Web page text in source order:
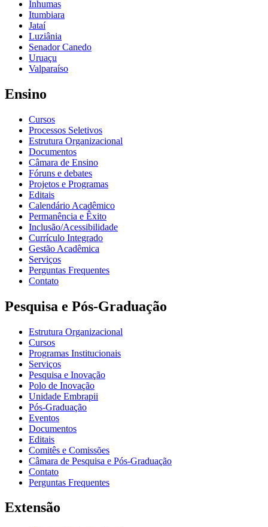
Inhumas
Itumbiara
Jataí
Luziânia
Senador Canedo
Uruaçu
Valparaíso
Ensino
Cursos
Processos Seletivos
Estrutura Organizacional
Documentos
Câmara de Ensino
Fóruns e debates
Projetos e Programas
Editais
Calendário Acadêmico
Permanência e Êxito
Inclusão/Acessibilidade
Currículo Integrado
Gestão Acadêmica
Serviços
Perguntas Frequentes
Contato
Pesquisa e Pós-Graduação
Estrutura Organizacional
Cursos
Programas Institucionais
Serviços
Pesquisa e Inovação
Polo de Inovação
Unidade Embrapii
Pós-Graduação
Eventos
Documentos
Editais
Comitês e Comissões
Câmara de Pesquisa e Pós-Graduação
Contato
Perguntas Frequentes
Extensão